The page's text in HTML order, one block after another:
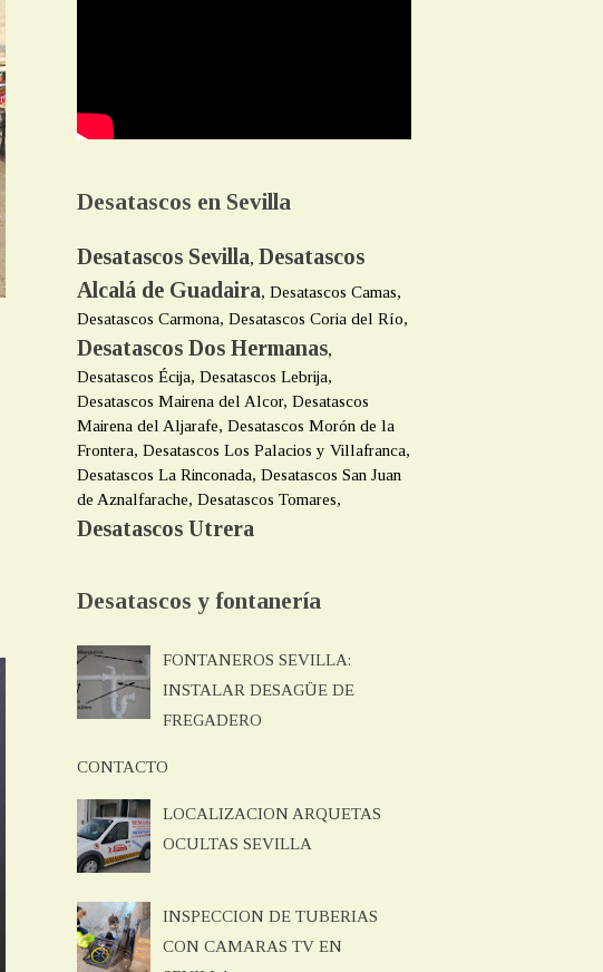
Desatascos en Sevilla
Desatascos Sevilla, Desatascos
Alcalá de Guadaira, Desatascos Camas,
Desatascos Carmona, Desatascos Coria del Río,
Desatascos Dos Hermanas,
Desatascos Écija, Desatascos Lebrija,
Desatascos Mairena del Alcor, Desatascos
Mairena del Aljarafe, Desatascos Morón de la
Frontera, Desatascos Los Palacios y Villafranca,
Desatascos La Rinconada, Desatascos San Juan
de Aznalfarache, Desatascos Tomares,
Desatascos Utrera
Desatascos y fontanería
FONTANEROS SEVILLA:
INSTALAR DESAGÜE DE
FREGADERO
CONTACTO
LOCALIZACION ARQUETAS
OCULTAS SEVILLA
INSPECCION DE TUBERIAS
CON CAMARAS TV EN